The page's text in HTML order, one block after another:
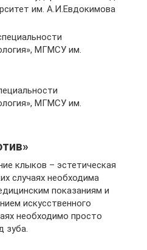
им. А.И.Евдокимова
МГМСУ им.
МГМСУ им.
клыков – эстетическая
случаях необходима
показаниям и
искусственного
необходимо просто
зуба.